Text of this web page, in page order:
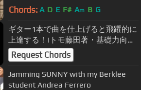
活用術』静沢真紀 Digest
Chords: A D E F# Am B G
ギター1本で曲を仕上げると飛躍的に
上達する！|トモ藤田著・基礎力向上
のための独奏エチュード試聴用動画
Request Chords
Jamming SUNNY with my Berklee
student Andrea Ferrero